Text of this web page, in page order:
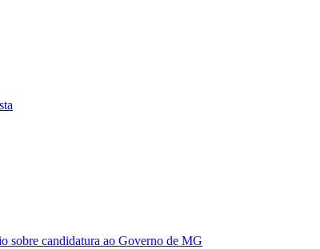
sobre candidatura ao Governo de MG